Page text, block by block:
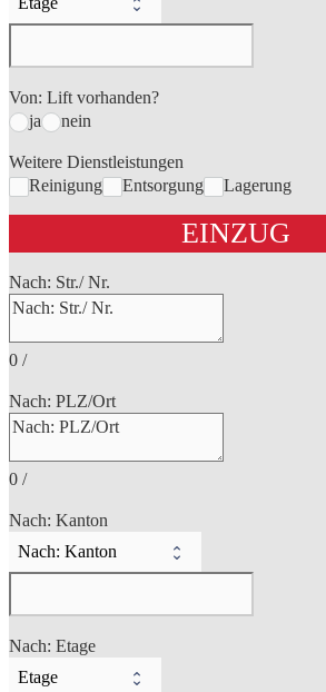
Von: Lift vorhanden?
ja
nein
Weitere Dienstleistungen
Reinigung
Entsorgung Lagerung
EINZUG
Nach: Str./ Nr.
0 /
Nach: PLZ/Ort
0 /
Nach: Kanton
Nach: Etage